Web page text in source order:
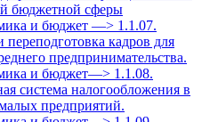
бюджетной сферы
и бюджет —> 1.1.07.
переподготовка кадров для
предпринимательства.
и бюджет—> 1.1.08.
система налогообложения в
предприятий.